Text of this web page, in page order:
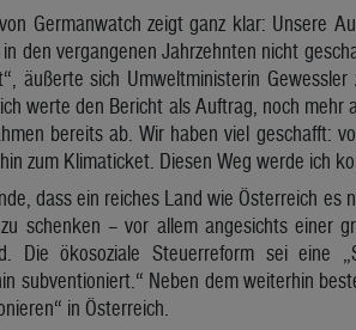
von Germanwatch zeigt ganz klar: Unsere
den vergangenen Jahrzehnten nicht
äußerte sich Umweltministerin
werte den Bericht als Auftrag, noch mehr
bereits ab. Wir haben viel geschafft:
zum Klimaticket. Diesen Weg werde ich
dass ein reiches Land wie Österreich
schenken – vor allem angesichts einer
Die ökosoziale Steuerreform sei eine
subventioniert.“ Neben dem weiterhin
in Österreich.